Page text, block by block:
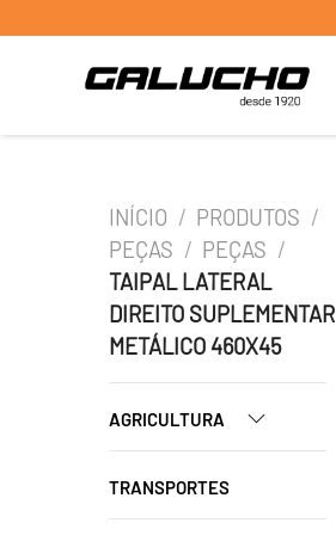
INÍCIO / PRODUTOS /
PEÇAS / PEÇAS /
TAIPAL LATERAL
DIREITO SUPLEMENTAR
METÁLICO 460X45
AGRICULTURA
TRANSPORTES